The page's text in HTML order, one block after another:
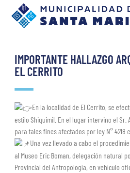
IMPORTANTE HALLAZGO
EL CERRITO
En la localidad de El Cerrito, se
estilo Shiquimil. En el lugar intervino el Sr.
para tales fines afectados por ley N° 4218
Una vez llevado a cabo el
al Museo Eric Boman, delegación natural
Provincial del Antropología, en vehículo